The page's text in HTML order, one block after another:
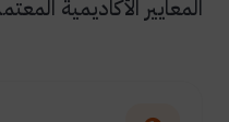
المعايير الأكاديمية